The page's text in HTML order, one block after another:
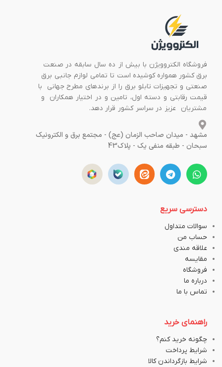
فروشگاه الکتروویژن با بیش از ده سال سابقه در صنعت
برق کشور همواره کوشیده است تا تمامی لوازم جانبی برق
صنعتی و تجهیزات تابلو برق را از برندهای مطرح جهانی با
قیمت رقابتی و دسته اول، تامین و در اختیار همکاران و
مشتریان عزیز در سراسر کشور قرار دهد.
مشهد - میدان صاحب الزمان (عج) - مجتمع برق و الکترونیک
سبحان - طبقه منفی یک - پلاک43
دسترسی سریع
سوالات متداول
حساب من
علاقه مندی
مقایسه
فروشگاه
درباره ما
تماس با ما
راهنمای خرید
چگونه خرید کنم؟
شرایط پرداخت
شرایط بازگرداندن کالا